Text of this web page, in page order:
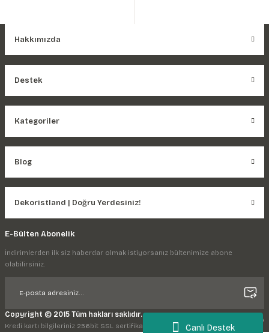
Canlı Destek
Hakkımızda
Destek
Kategoriler
Blog
Dekoristland | Doğru Yerdesiniz!
E-Bülten Abonelik
İndirimlerden ilk siz haberdar olmak istiyorsanız bültenimize abone
olabilirsiniz.
Copyright © 2015 Tüm hakları saklıdır.
Kredi kartı bilgileriniz 256bit SSL sertifikası ile korunmaktadır.